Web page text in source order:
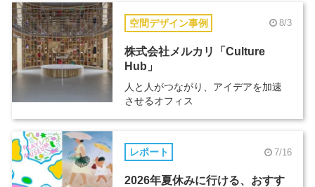
空間デザイン事例 8/3
株式会社メルカリ「Culture
Hub」
人と人がつながり、アイデアを加速
させるオフィス
レポート 7/16
2026年夏休みに行ける、おすす